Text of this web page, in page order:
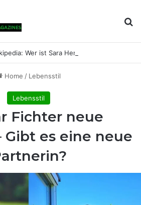
Home / Lebensstil
Lebensstil
Fichter neue
Gibt es eine neue